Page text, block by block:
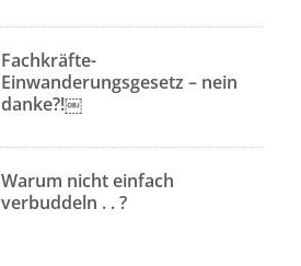
Fachkräfte-
Einwanderungsgesetz – nein
danke?!￼
Warum nicht einfach
verbuddeln . . ?